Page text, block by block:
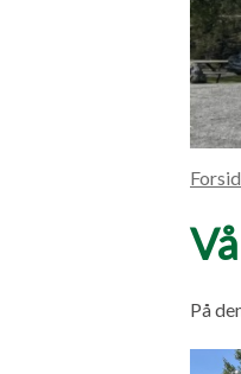
På